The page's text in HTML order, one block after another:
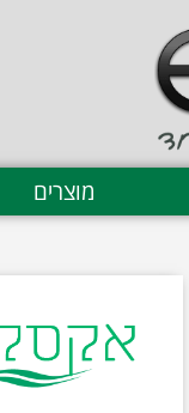
מוצרים